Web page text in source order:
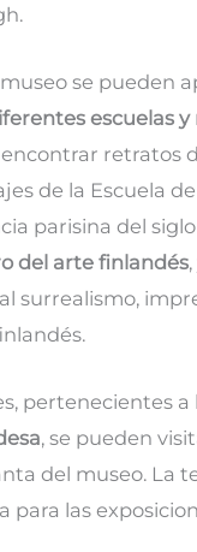
se pueden
escuelas
retratos
de la Escuela
parisina del siglo
del arte finlandés
surrealismo,
pertenecientes a
, se pueden
del museo. La
para las